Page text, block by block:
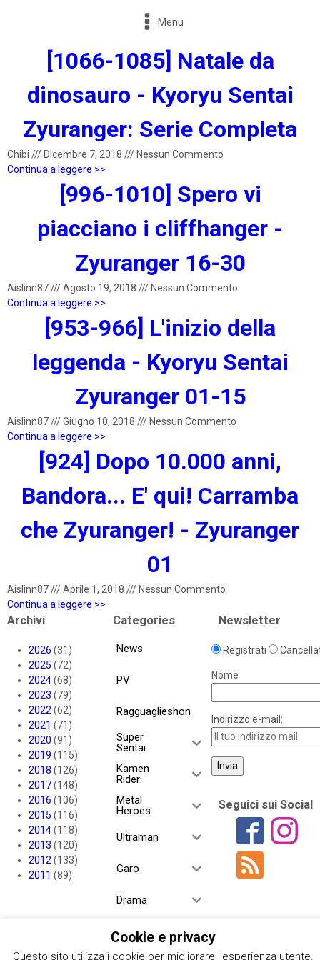
Menu
[1066-1085] Natale da
dinosauro - Kyoryu Sentai
Zyuranger: Serie Completa
Chibi /// Dicembre 7, 2018 /// Nessun Commento
Continua a leggere >>
[996-1010] Spero vi
piacciano i cliffhanger -
Zyuranger 16-30
Aislinn87///Agosto 19, 2018 /// Nessun Commento
Continua a leggere >>
[953-966] L'inizio della
leggenda - Kyoryu Sentai
Zyuranger 01-15
Aislinn87///Giugno 10, 2018 /// Nessun Commento
Continua a leggere >>
[924] Dopo 10.000 anni,
Bandora... E' qui! Carramba
che Zyuranger! - Zyuranger
01
Aislinn87///Aprile 1, 2018 /// Nessun Commento
Continua a leggere >>
Archivi
2026 (31)
2025 (72)
2024(68)
2023 (79)
2022 (62)
2021 (71)
2020 (91)
2019 (115)
2018 (126)
2017(148)
2016 (106)
2015 (116)
2014(118)
2013 (120)
2012 (133)
2011 (89)
Categories
News
PV
Ragguaglieshon
Super
Sentai
Kamen
Rider
Metal
Heroes
Ultraman
Garo
Drama
e
Newsletter
Registrati
Nome
Indirizzo e-mail:
Seguici sui Social
Cookie e privacy
Questo sito utilizza i cookie per migliorare l'esperienza utente.